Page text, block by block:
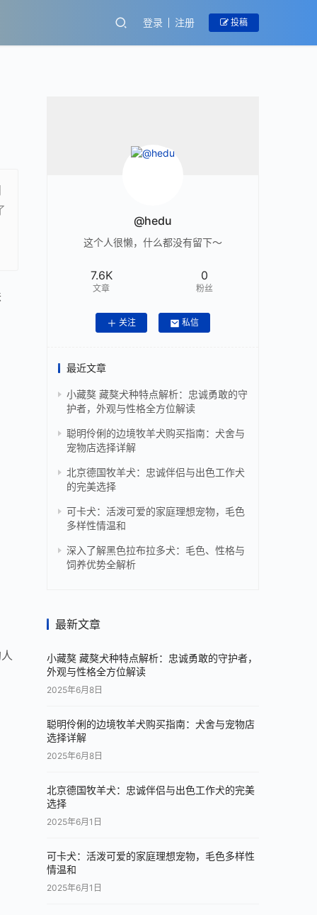
登录 注册 投稿
@hedu
这个人很懒，什么都没有留下～
7.6K
文章
0
粉丝
关注 私信
最近文章
小藏獒 藏獒犬种特点解析：忠诚勇敢的守
护者，外观与性格全方位解读
聪明伶俐的边境牧羊犬购买指南：犬舍与
宠物店选择详解
北京德国牧羊犬：忠诚伴侣与出色工作犬
的完美选择
可卡犬：活泼可爱的家庭理想宠物，毛色
多样性情温和
深入了解黑色拉布拉多犬：毛色、性格与
饲养优势全解析
最新文章
小藏獒 藏獒犬种特点解析：忠诚勇敢的守护者，
外观与性格全方位解读
2025年6月8日
聪明伶俐的边境牧羊犬购买指南：犬舍与宠物店
选择详解
2025年6月8日
北京德国牧羊犬：忠诚伴侣与出色工作犬的完美
选择
2025年6月1日
可卡犬：活泼可爱的家庭理想宠物，毛色多样性
情温和
2025年6月1日